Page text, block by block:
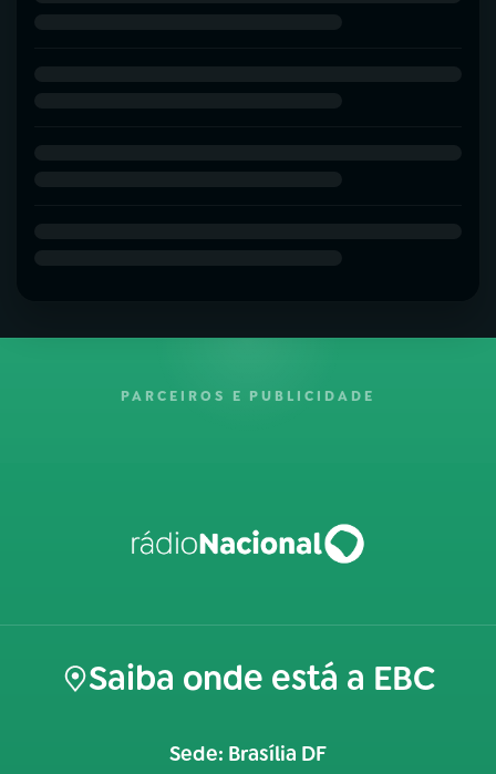
PARCEIROS E PUBLICIDADE
Saiba onde está a EBC
Sede: Brasília DF